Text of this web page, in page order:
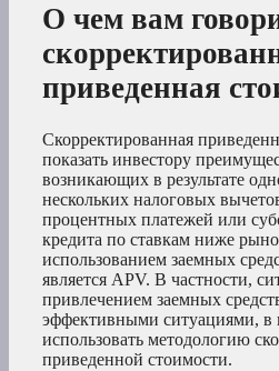
О чем вам
приведенная
Скорректированная
показать инвестору
возникающих в результате
нескольких налоговых
процентных платежей или
кредита по ставкам ниже
использованием заемных
является APV. В частности,
привлечением заемных
эффективными ситуациями, в
использовать методологию
приведенной стоимости.